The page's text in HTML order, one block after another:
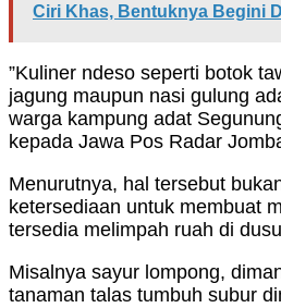
Ciri Khas, Bentuknya Begini
”Kuliner ndeso seperti botok
jagung maupun nasi gulung
warga kampung adat
kepada Jawa Pos Radar
Menurutnya, hal tersebut
ketersediaan untuk membuat
tersedia melimpah ruah di
Misalnya sayur lompong,
tanaman talas tumbuh subur